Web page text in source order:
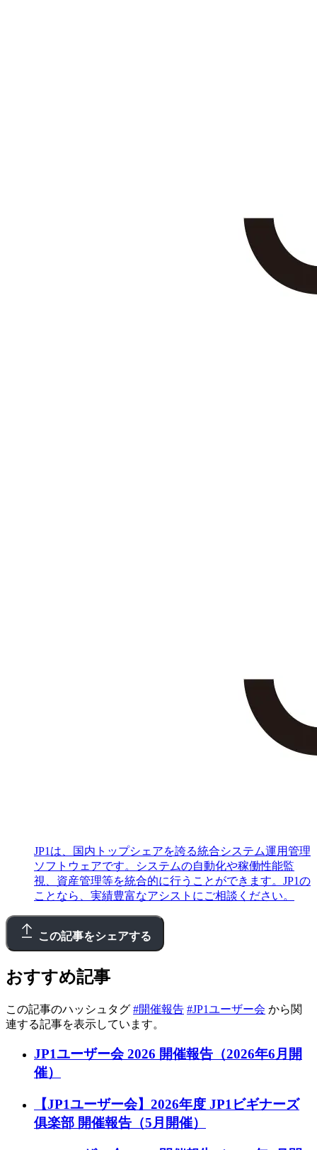
JP1は、国内トップシェアを誇る統合システム運用管理
ソフトウェアです。システムの自動化や稼働性能監
視、資産管理等を統合的に行うことができます。JP1の
ことなら、実績豊富なアシストにご相談ください。
この記事をシェアする
おすすめ記事
この記事のハッシュタグ #開催報告 #JP1ユーザー会 から関
連する記事を表示しています。
JP1ユーザー会 2026 開催報告（2026年6月開
催）
【JP1ユーザー会】2026年度 JP1ビギナーズ
俱楽部 開催報告（5月開催）